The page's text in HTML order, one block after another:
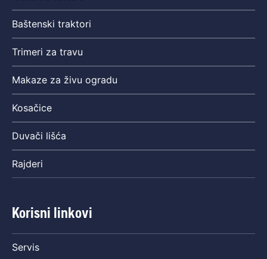
Baštenski traktori
Trimeri za travu
Makaze za živu ogradu
Kosačice
Duvači lišća
Rajderi
Korisni linkovi
Servis